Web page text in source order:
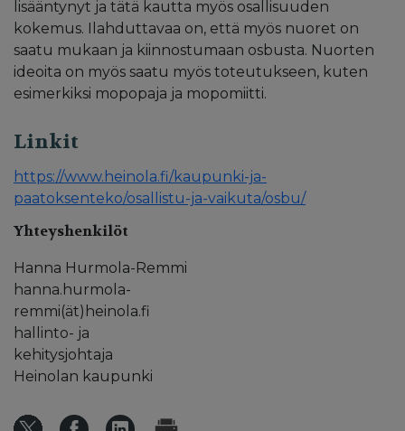
lisääntynyt ja tätä kautta myös osallisuuden
kokemus. Ilahduttavaa on, että myös nuoret on
saatu mukaan ja kiinnostumaan osbusta. Nuorten
ideoita on myös saatu myös toteutukseen, kuten
esimerkiksi mopopaja ja mopomiitti.
Linkit
https://www.heinola.fi/kaupunki-ja-
paatoksenteko/osallistu-ja-vaikuta/osbu/
Yhteyshenkilöt
Hanna Hurmola-Remmi
hanna.hurmola-
remmi(ät)heinola.fi
hallinto- ja
kehitysjohtaja
Heinolan kaupunki